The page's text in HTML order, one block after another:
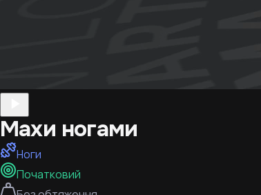
Махи ногами
Ноги
Початковий